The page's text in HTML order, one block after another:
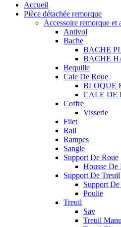
Accueil
Pièce détachée remorque
Accessoire remorque et
Antivol
Bache
BACHE
BACHE
Bequille
Cale De Roue
BLOQUE
CALE DE
Coffre
Visserie
Filet
Rail
Rampes
Sangle
Support De Roue
Housse De
Support De Treuil
Support
Poulie
Treuil
Sav
Treuil